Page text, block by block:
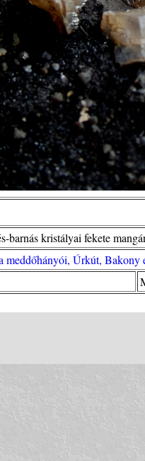
barnás kristályai fekete
meddőhányói, Úrkút, Bakony